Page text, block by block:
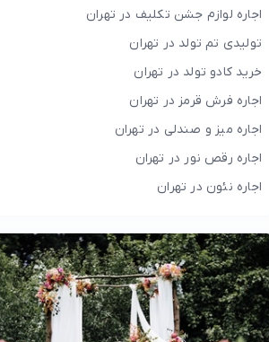
اجاره لوازم جشن تکلیف در تهران
تولیدی تم تولد در تهران
خرید کادو تولد در تهران
اجاره فرش قرمز در تهران
اجاره میز و صندلی در تهران
اجاره رقص نور در تهران
اجاره نئون در تهران